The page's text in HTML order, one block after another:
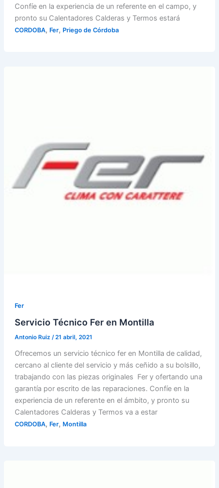
Confíe en la experiencia de un referente en el campo, y
pronto su Calentadores Calderas y Termos estará
CORDOBA, Fer, Priego de Córdoba
Fer
Servicio Técnico Fer en Montilla
Antonio Ruiz /21 abril, 2021
Ofrecemos un servicio técnico fer en Montilla de calidad,
cercano al cliente del servicio y más ceñido a su bolsillo,
trabajando con las piezas originales Fer y ofertando una
garantía por escrito de las reparaciones. Confíe en la
experiencia de un referente en el ámbito, y pronto su
Calentadores Calderas y Termos va a estar
CORDOBA, Fer, Montilla